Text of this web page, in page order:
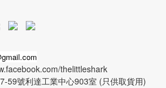
thelittleshark
59號利達工業中心903室 (只供取貨用)